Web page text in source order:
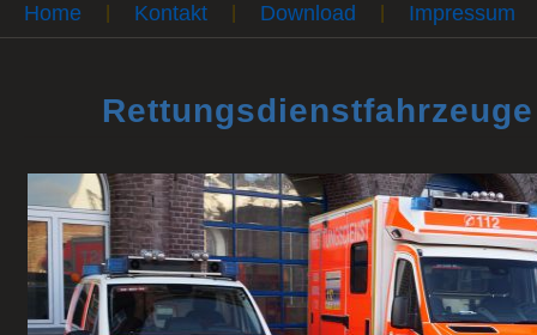
Home Kontakt Download Impressum